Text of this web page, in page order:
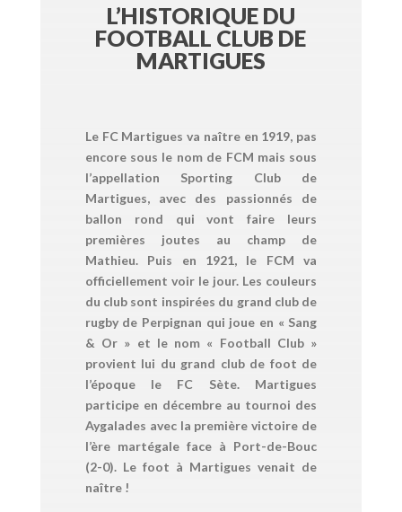
L’HISTORIQUE DU
FOOTBALL CLUB DE
MARTIGUES
Le FC Martigues va naître en 1919, pas
encore sous le nom de FCM mais sous
l’appellation Sporting Club de
Martigues, avec des passionnés de
ballon rond qui vont faire leurs
premières joutes au champ de
Mathieu. Puis en 1921, le FCM va
officiellement voir le jour. Les couleurs
du club sont inspirées du grand club de
rugby de Perpignan qui joue en « Sang
& Or » et le nom « Football Club »
provient lui du grand club de foot de
l’époque le FC Sète. Martigues
participe en décembre au tournoi des
Aygalades avec la première victoire de
l’ère martégale face à Port-de-Bouc
(2-0). Le foot à Martigues venait de
naître !